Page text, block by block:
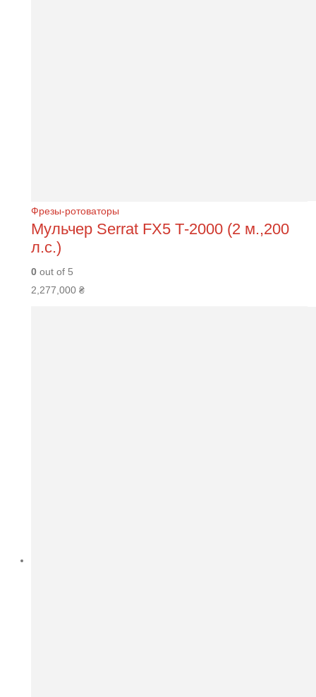
Фрезы-ротоваторы
Мульчер Serrat FХ5 Т-2000 (2 м.,200
л.с.)
0 out of 5
2,277,000 ₴